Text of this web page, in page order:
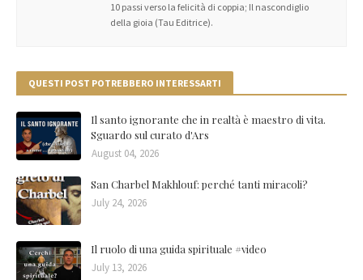
10 passi verso la felicità di coppia; Il nascondiglio
della gioia (Tau Editrice).
QUESTI POST POTREBBERO INTERESSARTI
Il santo ignorante che in realtà è maestro di vita.
Sguardo sul curato d'Ars
August 04, 2026
San Charbel Makhlouf: perché tanti miracoli?
July 24, 2026
Il ruolo di una guida spirituale #video
July 13, 2026